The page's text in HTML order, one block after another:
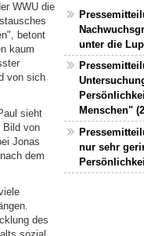
WWU die
betont
kaum
von sich
sieht
Bild von
Jonas
dem
des
unter die
Menschen"
nur sehr